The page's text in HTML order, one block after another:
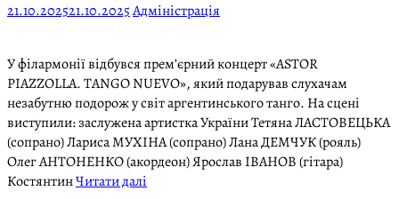
21.10.202521.10.2025Адміністрація
У філармонії відбувся прем’єрний концерт «ASTOR
PIAZZOLLA. TANGO NUEVO», який подарував слухачам
незабутню подорож у світ аргентинського танго. На сцені
виступили: заслужена артистка України Тетяна ЛАСТОВЕЦЬКА
(сопрано) Лариса МУХІНА (сопрано) Лана ДЕМЧУК (рояль)
Олег АНТОНЕНКО (акордеон) Ярослав ІВАНОВ (гітара)
КостянтинЧитати далі